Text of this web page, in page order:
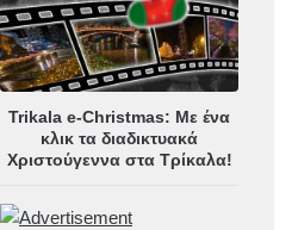
Trikala e-Christmas: Με ένα
κλικ τα διαδικτυακά
Χριστούγεννα στα Τρίκαλα!